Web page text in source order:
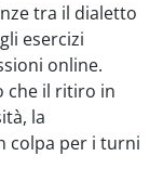
tra il dialetto
esercizi
online.
che il ritiro in
la
colpa per i turni